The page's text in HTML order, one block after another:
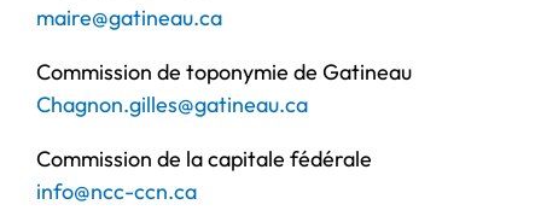
maire@gatineau.ca
Commission de toponymie de Gatineau
Chagnon.gilles@gatineau.ca
Commission de la capitale fédérale
info@ncc-ccn.ca